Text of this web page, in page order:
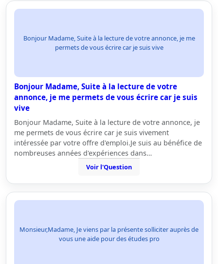
Bonjour Madame, Suite à la lecture de votre annonce, je me
permets de vous écrire car je suis vive
Bonjour Madame, Suite à la lecture de votre
annonce, je me permets de vous écrire car je suis
vive
Bonjour Madame, Suite à la lecture de votre annonce, je
me permets de vous écrire car je suis vivement
intéressée par votre offre d'emploi.Je suis au bénéfice de
nombreuses années d'expériences dans…
Voir l'Question
Monsieur,Madame, Je viens par la présente solliciter auprès de
vous une aide pour des études pro